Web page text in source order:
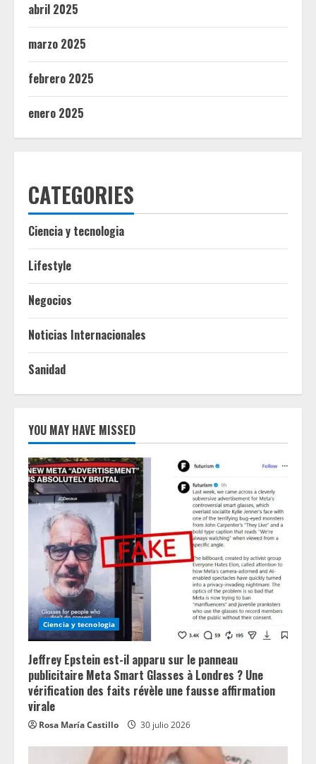
abril 2025
marzo 2025
febrero 2025
enero 2025
CATEGORIES
Ciencia y tecnologia
Lifestyle
Negocios
Noticias Internacionales
Sanidad
YOU MAY HAVE MISSED
Ciencia y tecnologia
Jeffrey Epstein est-il apparu sur le panneau
publicitaire Meta Smart Glasses à Londres ? Une
vérification des faits révèle une fausse affirmation
virale
Rosa María Castillo 30 julio 2026